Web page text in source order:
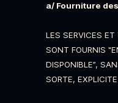
a/ Fourniture
LES SERVICES
SONT FOURNIS
DISPONIBLE”,
SORTE,